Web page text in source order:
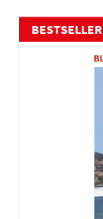
BESTSELLER